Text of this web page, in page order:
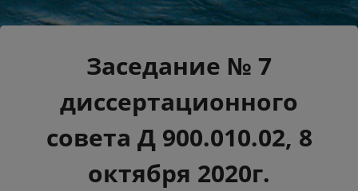
Заседание № 7
диссертационного
совета Д 900.010.02, 8
октября 2020г.